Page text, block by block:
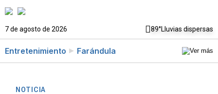
7 de agosto de 2026 89°Lluvias dispersas
Entretenimiento Farándula
NOTICIA